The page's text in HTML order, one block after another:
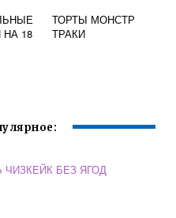
18
ТОРТЫ МОНСТР
ТРАКИ
ЧИЗКЕЙК БЕЗ ЯГОД